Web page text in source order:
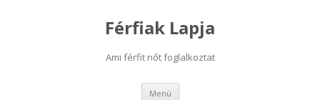
Férfiak Lapja
Ami férfit nőt foglalkoztat
Menü Kilépés